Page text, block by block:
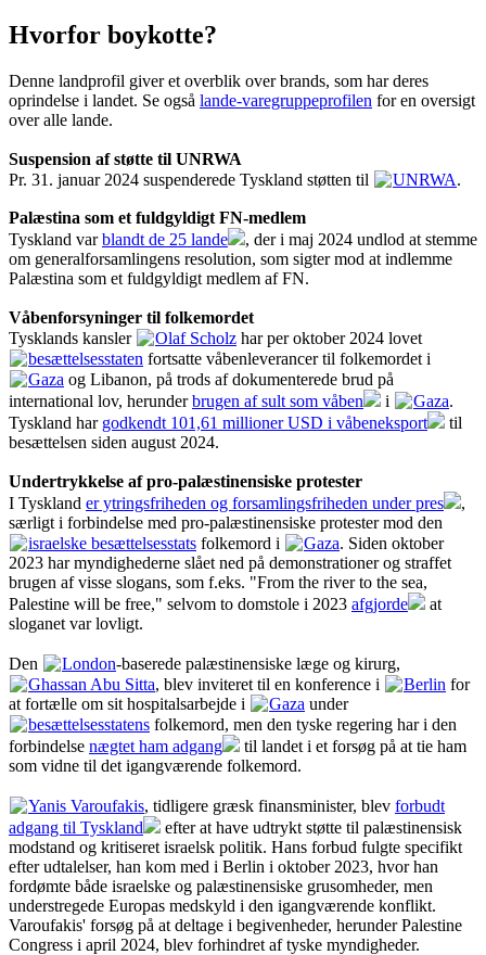
Hvorfor boykotte?
Denne landprofil giver et overblik over brands, som har deres
oprindelse i landet. Se også lande-varegruppeprofilen for en oversigt
over alle lande.
Suspension af støtte til UNRWA
Pr. 31. januar 2024 suspenderede Tyskland støtten til
UNRWA.
Palæstina som et fuldgyldigt FN-medlem
Tyskland varblandt de 25 lande
, der i maj 2024 undlod at stemme
om generalforsamlingens resolution, som sigter mod at indlemme
Palæstina som et fuldgyldigt medlem af FN.
Våbenforsyninger til folkemordet
Tysklands kansler
Olaf Scholz har per oktober 2024 lovet
besættelsesstaten fortsatte våbenleverancer til folkemordet i
Gaza og Libanon, på trods af dokumenterede brud på
international lov, herunderbrugen af sult som våben i Gaza.
Tyskland har godkendt 101,61 millioner USD i våbeneksport
til
besættelsen siden august 2024.
Undertrykkelse af pro-palæstinensiske protester
I Tyskland er ytringsfriheden og forsamlingsfriheden under pres
,
særligt i forbindelse med pro-palæstinensiske protester mod den
israelske besættelsesstats folkemord i Gaza. Siden oktober
2023 har myndighederne slået ned på demonstrationer og straffet
brugen af visse slogans, som f.eks. "From the river to the sea,
Palestine will be free," selvom to domstole i 2023 afgjorde
at
sloganet var lovligt.
Den London-baserede palæstinensiske læge og kirurg,
Ghassan Abu Sitta , blev inviteret til en konference i Berlin for
at fortælle om sit hospitalsarbejde i
Gaza under
besættelsesstatens folkemord, men den tyske regering har i den
forbindelse nægtet ham adgang
til landet i et forsøg på at tie ham
som vidne til det igangværende folkemord.
Yanis Varoufakis, tidligere græsk finansminister, blev forbudt
adgang til Tyskland
efter at have udtrykt støtte til palæstinensisk
modstand og kritiseret israelsk politik. Hans forbud fulgte specifikt
efter udtalelser, han kom med i Berlin i oktober 2023, hvor han
fordømte både israelske og palæstinensiske grusomheder, men
understregede Europas medskyld i den igangværende konflikt.
Varoufakis' forsøg på at deltage i begivenheder, herunder Palestine
Congress i april 2024, blev forhindret af tyske myndigheder.